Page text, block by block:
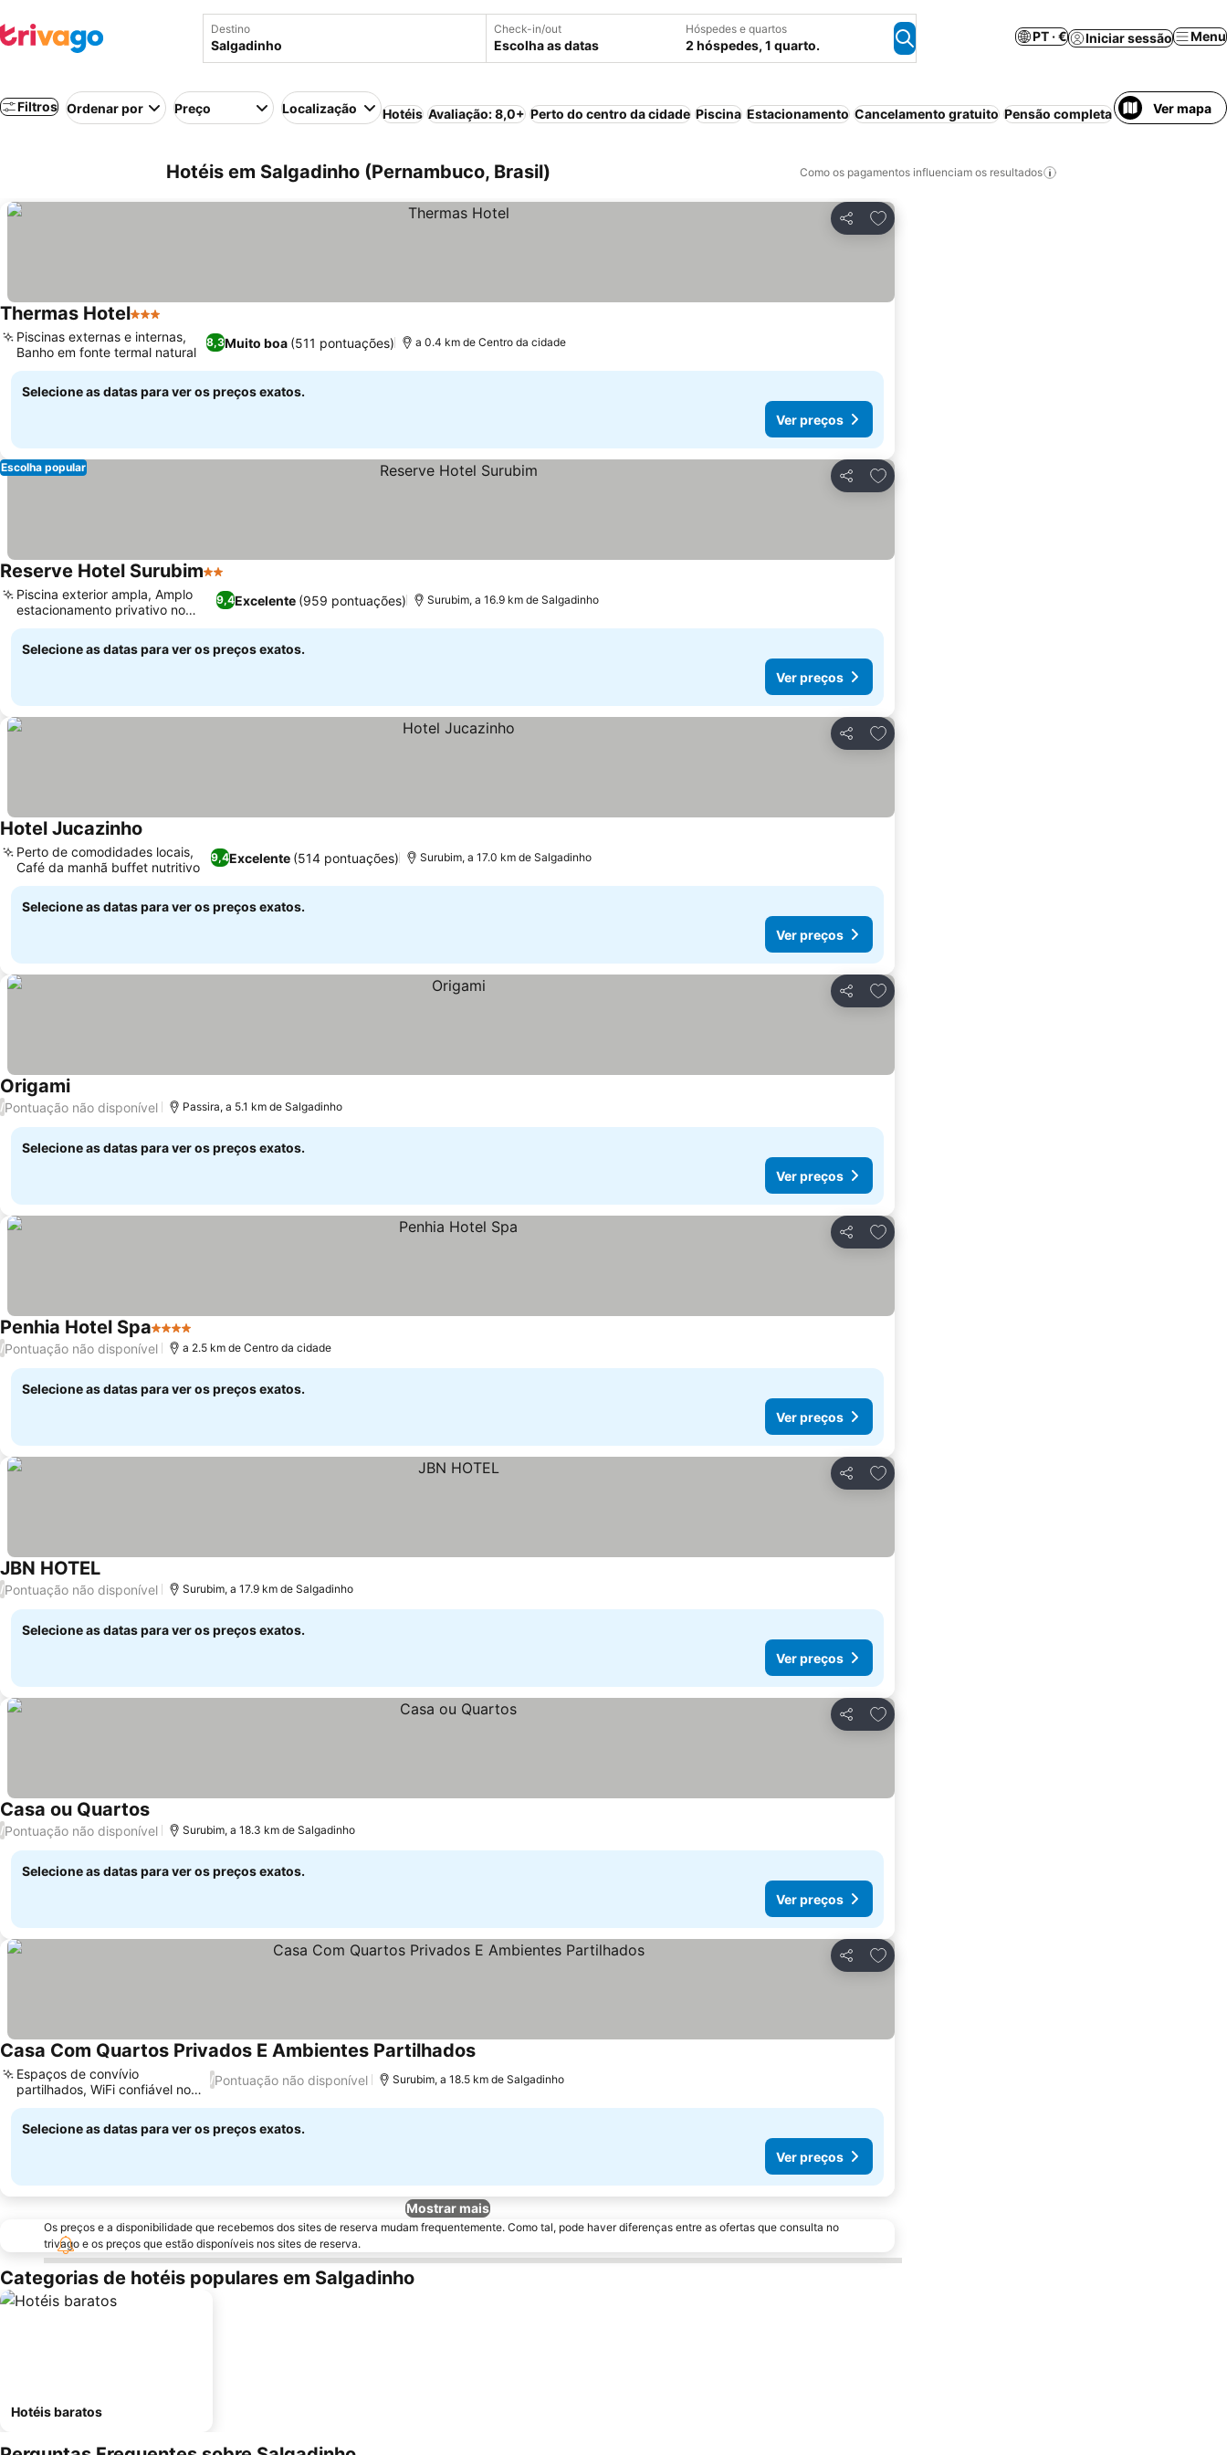
Destino Check-in/out
Escolha as datas
Hóspedes e quartos
2 hóspedes, 1 quarto.
PT · € Iniciar sessão Menu
Filtros Ordenar por Preço Localização Hotéis Avaliação: 8,0+ Perto do centro da cidade Piscina Estacionamento Cancelamento gratuito Pensão completa Ver mapa
Hotéis em Salgadinho (Pernambuco, Brasil) Como os pagamentos influenciam os resultados
Partilhar
Adicionar aos favoritos
Thermas Hotel3 Estrelas
8,3Muito boa (511 pontuações)
Piscinas externas e internas,
Banho em fonte termal natural
a 0.4 km de Centro da cidade
Selecione as datas para ver os preços exatos.
Ver preços
Partilhar
Adicionar aos favoritos
Escolha popular
Reserve Hotel Surubim2 Estrelas
9,4Excelente (959 pontuações)
Piscina exterior ampla, Amplo
estacionamento privativo no
local
Surubim, a 16.9 km de Salgadinho
Selecione as datas para ver os preços exatos.
Ver preços
Partilhar
Adicionar aos favoritos
Hotel Jucazinho
9,4Excelente (514 pontuações)
Perto de comodidades locais,
Café da manhã buffet nutritivo
Surubim, a 17.0 km de Salgadinho
Selecione as datas para ver os preços exatos.
Ver preços
Partilhar
Adicionar aos favoritos
OrigamiVer preços
/Pontuação não disponível Passira, a 5.1 km de Salgadinho
Selecione as datas para ver os preços exatos.
Ver preços
Partilhar
Adicionar aos favoritos
Penhia Hotel Spa4 Estrelas
/Pontuação não disponível a 2.5 km de Centro da cidade
Selecione as datas para ver os preços exatos.
Ver preços
Partilhar
Adicionar aos favoritos
JBN HOTELVer preços
/Pontuação não disponível Surubim, a 17.9 km de Salgadinho
Selecione as datas para ver os preços exatos.
Ver preços
Partilhar
Adicionar aos favoritos
Casa ou QuartosVer preços
/Pontuação não disponível Surubim, a 18.3 km de Salgadinho
Selecione as datas para ver os preços exatos.
Ver preços
Partilhar
Adicionar aos favoritos
Casa Com Quartos Privados E Ambientes PartilhadosVer preços
/Pontuação não disponível
Espaços de convívio
partilhados, WiFi confiável no
quarto
Surubim, a 18.5 km de Salgadinho
Selecione as datas para ver os preços exatos.
Ver preços
Mostrar mais
Os preços e a disponibilidade que recebemos dos sites de reserva mudam frequentemente. Como tal, pode haver diferenças entre as ofertas que consulta no
trivago e os preços que estão disponíveis nos sites de reserva.
Categorias de hotéis populares em Salgadinho
Hotéis baratos